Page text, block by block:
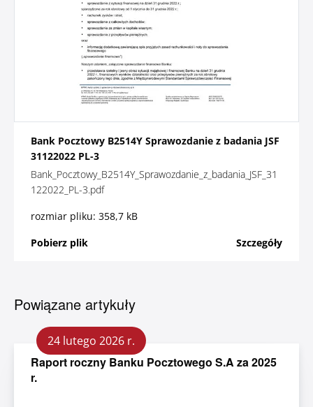
Bank Pocztowy B2514Y Sprawozdanie z badania JSF
31122022 PL-3
Bank_Pocztowy_B2514Y_Sprawozdanie_z_badania_JSF_31
122022_PL-3.pdf
rozmiar pliku: 358,7 kB
Pobierz plik
Szczegóły
Powiązane artykuły
24 lutego 2026 r.
Raport roczny Banku Pocztowego S.A za 2025
r.